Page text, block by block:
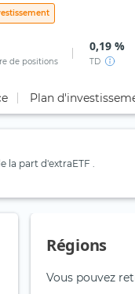
de positions
0,19 %
TD
Plan
part d'extraETF .
Régions
Vous pouvez